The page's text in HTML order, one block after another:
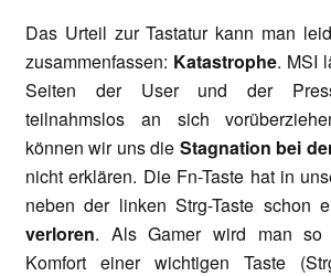
Das Urteil zur Tastatur kann man
zusammenfassen: Katastrophe. MSI
Seiten der User und der
teilnahmslos an sich
können wir uns die Stagnation bei
nicht erklären. Die Fn-Taste hat in
neben der linken Strg-Taste schon
verloren. Als Gamer wird man so
Komfort einer wichtigen Taste